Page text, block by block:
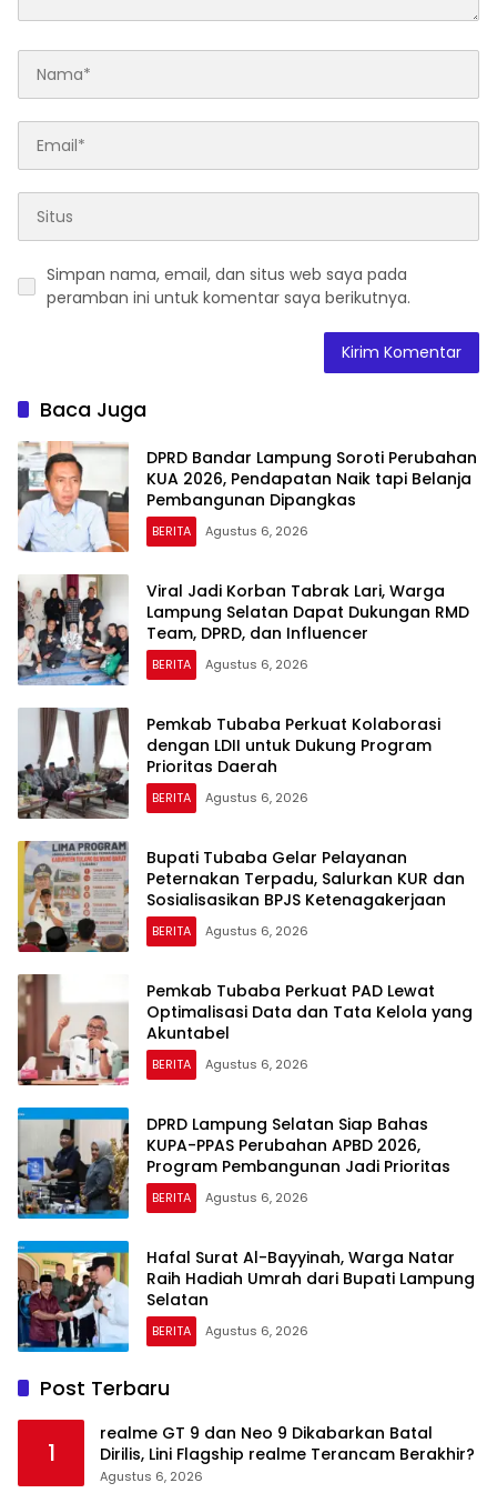
Simpan nama, email, dan situs web saya pada
peramban ini untuk komentar saya berikutnya.
Baca Juga
DPRD Bandar Lampung Soroti Perubahan
KUA 2026, Pendapatan Naik tapi Belanja
Pembangunan Dipangkas
BERITA Agustus 6, 2026
Viral Jadi Korban Tabrak Lari, Warga
Lampung Selatan Dapat Dukungan RMD
Team, DPRD, dan Influencer
BERITA Agustus 6, 2026
Pemkab Tubaba Perkuat Kolaborasi
dengan LDII untuk Dukung Program
Prioritas Daerah
BERITA Agustus 6, 2026
Bupati Tubaba Gelar Pelayanan
Peternakan Terpadu, Salurkan KUR dan
Sosialisasikan BPJS Ketenagakerjaan
BERITA Agustus 6, 2026
Pemkab Tubaba Perkuat PAD Lewat
Optimalisasi Data dan Tata Kelola yang
Akuntabel
BERITA Agustus 6, 2026
DPRD Lampung Selatan Siap Bahas
KUPA-PPAS Perubahan APBD 2026,
Program Pembangunan Jadi Prioritas
BERITA Agustus 6, 2026
Hafal Surat Al-Bayyinah, Warga Natar
Raih Hadiah Umrah dari Bupati Lampung
Selatan
BERITA Agustus 6, 2026
Post Terbaru
1
realme GT 9 dan Neo 9 Dikabarkan Batal
Dirilis, Lini Flagship realme Terancam Berakhir?
Agustus 6, 2026